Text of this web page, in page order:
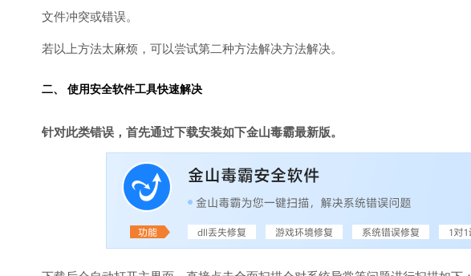
文件冲突或错误。
若以上方法太麻烦，可以尝试第二种方法解决方法解决。
二、 使用安全软件工具快速解决
针对此类错误，首先通过下载安装如下金山毒霸最新版。